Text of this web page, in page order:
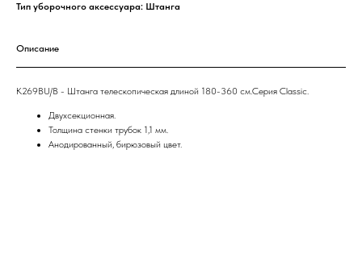
Тип уборочного аксессуара: Штанга
Описание
K269BU/B - Штанга телескопическая длиной 180-360 см.Серия Classic.
Двухсекционная.
Толщина стенки трубок 1,1 мм.
Анодированный, бирюзовый цвет.